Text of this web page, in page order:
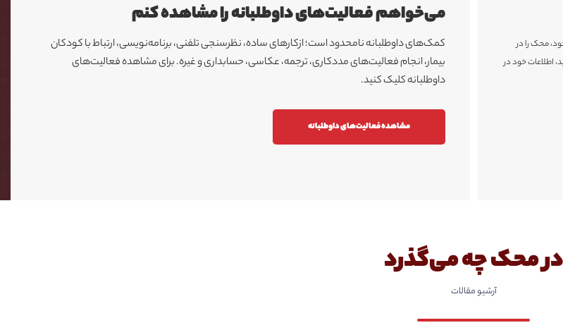
محک را در
اطلاعات خود در
می‌خواهم فعالیت‌های داوطلبانه را مشاهده کنم
کمک‌های داوطلبانه نامحدود است؛ ازکارهای ساده، نظرسنجی تلفنی، برنامه‌نویسی، ارتباط با کودکان
بیمار، انجام فعالیت‌های مددکاری، ترجمه، عکاسی، حسابداری و غیره. برای مشاهده فعالیت‌های
داوطلبانه کلیک کنید.
مشاهده فعالیت‌های داوطلبانه
در محک چه می‌گذرد
آرشیو مقالات